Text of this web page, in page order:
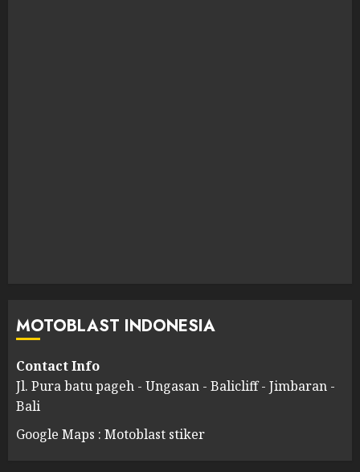
MOTOBLAST INDONESIA
Contact Info
Jl. Pura batu pageh - Ungasan - Balicliff - Jimbaran -
Bali
Google Maps : Motoblast stiker